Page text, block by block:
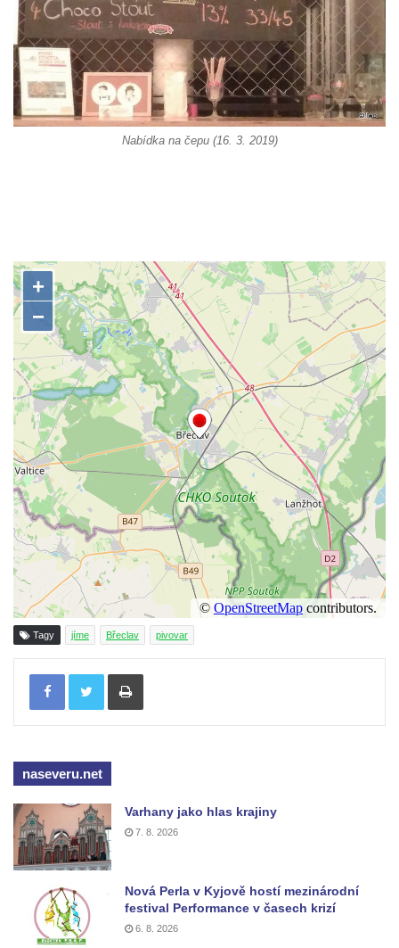
Nabídka na čepu (16. 3. 2019)
Tagy jíme Břeclav pivovar
Tisknout
naseveru.net
Varhany jako hlas krajiny
7. 8. 2026
Nová Perla v Kyjově hostí mezinárodní
festival Performance v časech krizí
6. 8. 2026